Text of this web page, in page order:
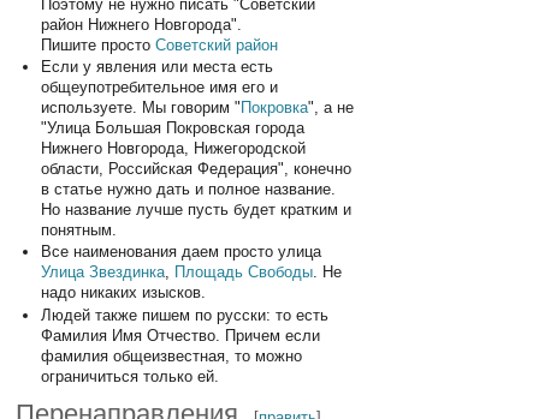
Поэтому не нужно писать "Советский
район Нижнего Новгорода".
Пишите просто Советский район
Если у явления или места есть
общеупотребительное имя его и
используете. Мы говорим " Покровка", а не
"Улица Большая Покровская города
Нижнего Новгорода, Нижегородской
области, Российская Федерация", конечно
в статье нужно дать и полное название.
Но название лучше пусть будет кратким и
понятным.
Все наименования даем просто улица
Улица Звездинка, Площадь Свободы. Не
надо никаких изысков.
Людей также пишем по русски: то есть
Фамилия Имя Отчество. Причем если
фамилия общеизвестная, то можно
ограничиться только ей.